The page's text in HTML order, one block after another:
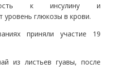
к инсулину и
уровень глюкозы в крови.
приняли участие 19
из листьев гуавы, после